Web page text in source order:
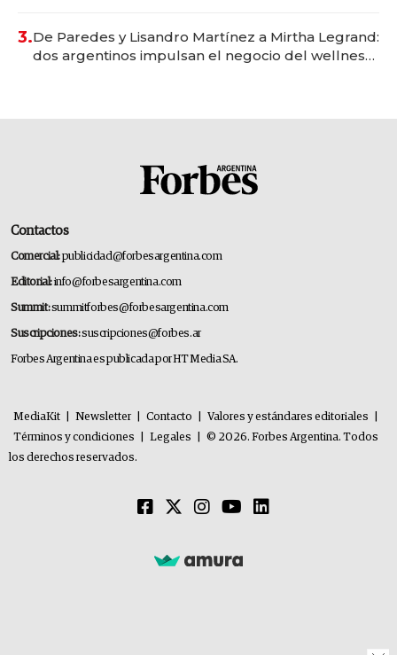
3.De Paredes y Lisandro Martínez a Mirtha Legrand:
dos argentinos impulsan el negocio del wellness
Contactos
Comercial:publicidad@forbesargentina.com
Editorial:info@forbesargentina.com
Summit:summitforbes@forbesargentina.com
Suscripciones:suscripciones@forbes.ar
Forbes Argentina es publicada por HT Media SA.
MediaKit Newsletter Contacto Valores y estándares editoriales
Términos y condiciones
Legales
© 2026. Forbes Argentina. Todos
los derechos reservados.